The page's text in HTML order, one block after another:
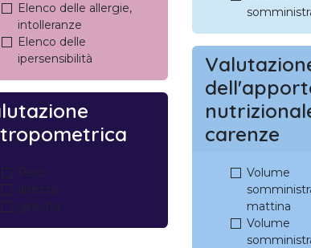
Elenco delle allergie,
intolleranze
Elenco delle
ipersensibilità
Peso
altezza
girovita
carenze
Volume
mattina
Volume